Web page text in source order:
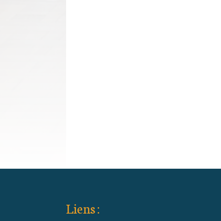
Liens :